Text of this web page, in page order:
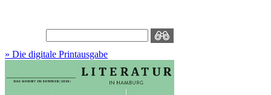
» Die digitale Printausgabe